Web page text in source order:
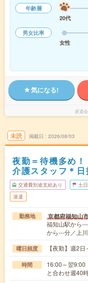
年齢層
20代
男女比率
女性
気になる!
派遣
未読 掲載日 2026/08/03
夜勤＝待機多め！
介護スタッフ＊
交通費別途支給あり 土
派遣
勤務地 京都府福知山
福知山駅から
から---分／上
曜日頻度 【夜勤】週2
時間
16:00～翌
と合わせ週40